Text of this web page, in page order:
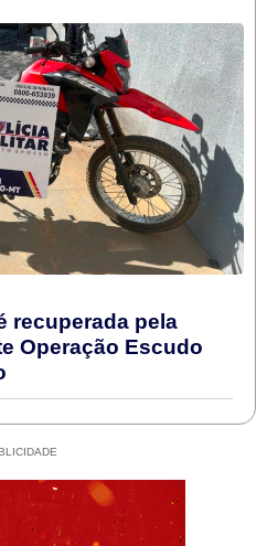
recuperada pela
Operação Escudo